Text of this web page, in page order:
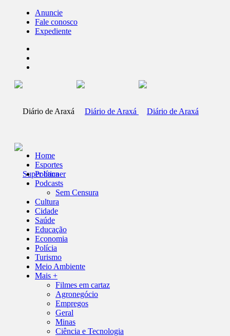
Anuncie
Fale conosco
Expediente
Home
Esportes
Política
Podcasts
Sem Censura
Cultura
Cidade
Saúde
Educação
Economia
Polícia
Turismo
Meio Ambiente
Mais +
Filmes em cartaz
Agronegócio
Empregos
Geral
Minas
Ciência e Tecnologia